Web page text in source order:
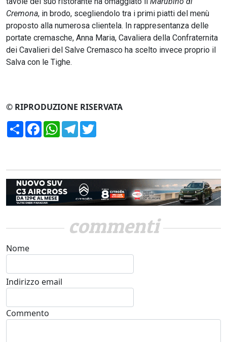
Cremona, in brodo, scegliendolo tra i primi piatti del menù
proposto alla numerosa clientela. In rappresentanza delle
portate cremasche, Anna Maria, Cavaliera della Confraternita
dei Cavalieri del Salve Cremasco ha scelto invece proprio il
Salva con le Tighe.
© RIPRODUZIONE RISERVATA
CondividiFacebookWhatsApp
Telegram
commenti
Nome
Indirizzo email
Commento